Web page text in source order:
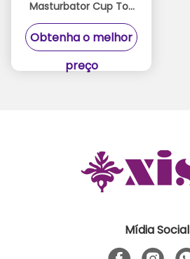
Masturbator Cup Toy
com textura interna
realista fácil de limpar
Obtenha o melhor
preço
Mídia Social